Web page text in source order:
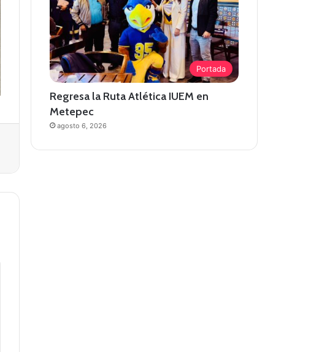
Portada
Regresa la Ruta Atlética IUEM en
Metepec
agosto 6, 2026